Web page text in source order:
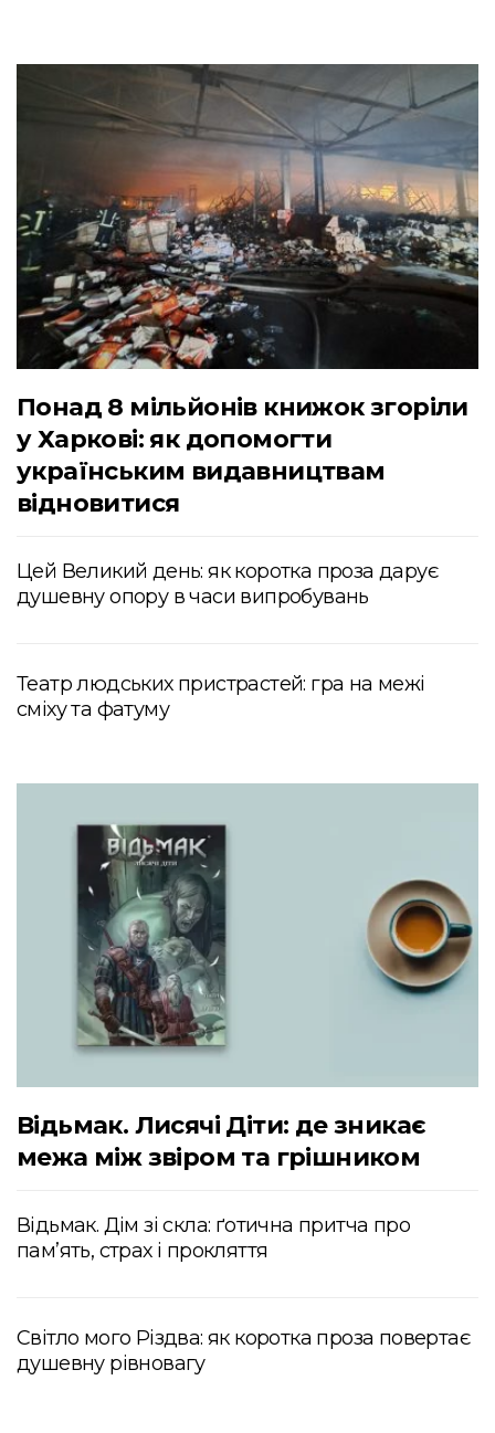
Понад 8 мільйонів книжок згоріли
у Харкові: як допомогти
українським видавництвам
відновитися
Цей Великий день: як коротка проза дарує
душевну опору в часи випробувань
Театр людських пристрастей: гра на межі
сміху та фатуму
Відьмак. Лисячі Діти: де зникає
межа між звіром та грішником
Відьмак. Дім зі скла: ґотична притча про
пам’ять, страх і прокляття
Світло мого Різдва: як коротка проза повертає
душевну рівновагу